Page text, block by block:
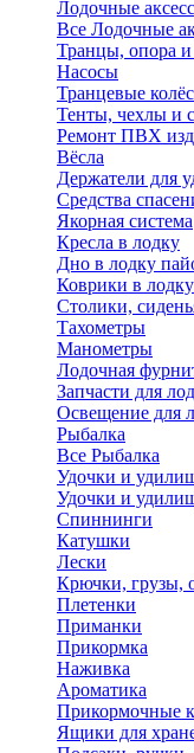
Лодочные
Все Лодочные
Транцы, опора и
Насосы
Транцевые
Тенты, чехлы и
Ремонт ПВХ
Вёсла
Держатели для
Средства
Якорная система
Кресла в лодку
Дно в лодку
Коврики в
Столики,
Тахометры
Манометры
Лодочная
Запчасти для
Освещение для
Рыбалка
Все Рыбалка
Удочки и
Удочки и
Спиннинги
Катушки
Лески
Крючки, грузы,
Плетенки
Приманки
Прикормка
Наживка
Ароматика
Прикормочные
Ящики для